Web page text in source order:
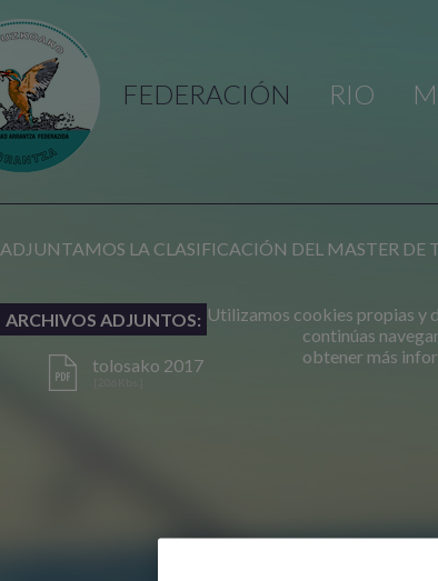
FEDERACIÓN RIO
ADJUNTAMOS LA CLASIFICACIÓN DEL MASTER DE
ARCHIVOS ADJUNTOS:
tolosako 2017
Utilizamos cookies propias y
continúas
obtener más